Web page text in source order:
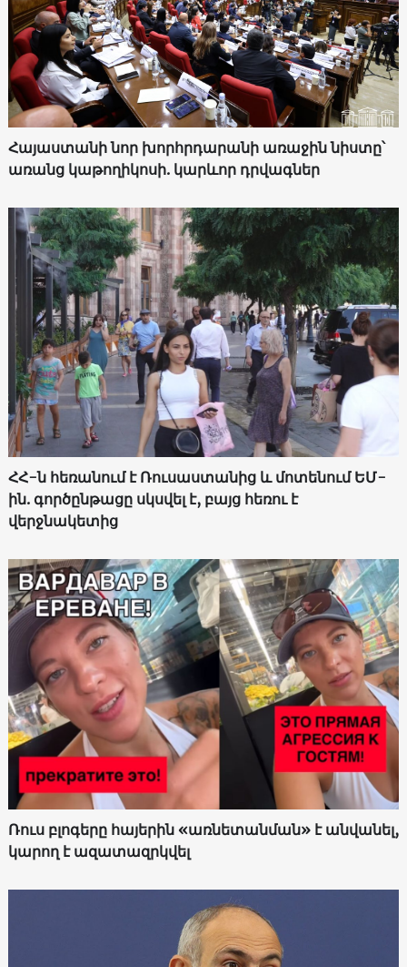
Հայաստանի նոր խորհրդարանի առաջին նիստը՝
առանց կաթողիկոսի. կարևոր դրվագներ
ՀՀ-ն հեռանում է Ռուսաստանից և մոտենում ԵՄ-
ին. գործընթացը սկսվել է, բայց հեռու է
վերջնակետից
Ռուս բլոգերը հայերին «առնետանման» է անվանել,
կարող է ազատազրկվել